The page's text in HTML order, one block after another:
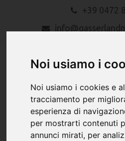
Noi usiamo i
Noi usiamo i cookies e
tracciamento per
esperienza di
per mostrarti contenuti
annunci mirati, per
+39 0472